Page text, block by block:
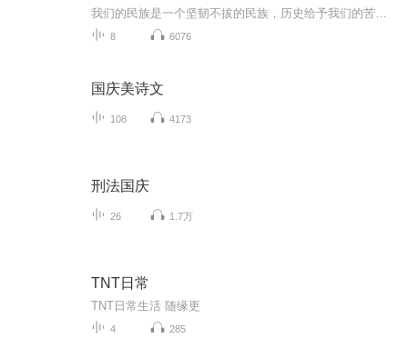
8 6076
国庆美诗文
108 4173
刑法国庆
26 1.7万
TNT日常
TNT日常生活 随缘更
4 285